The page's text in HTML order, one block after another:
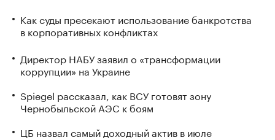
Как суды пресекают использование банкротства
в корпоративных конфликтах
Директор НАБУ заявил о «трансформации
коррупции» на Украине
Spiegel рассказал, как ВСУ готовят зону
Чернобыльской АЭС к боям
ЦБ назвал самый доходный актив в июле